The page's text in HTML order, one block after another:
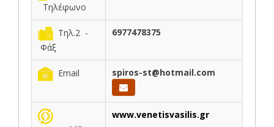
Τηλέφωνο
Τηλ.2 -
Φάξ
6977478375
Email spiros-st@hotmail.com
www.venetisvasilis.gr